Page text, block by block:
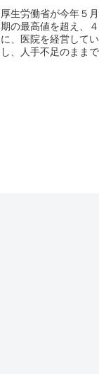
厚生労働省が今年５
期の最高値を超え、
に、医院を経営して
し、人手不足のまま